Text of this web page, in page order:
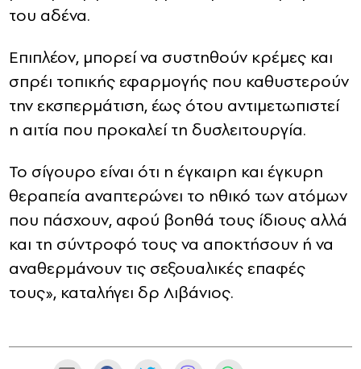
του αδένα.
Επιπλέον, μπορεί να συστηθούν κρέμες και
σπρέι τοπικής εφαρμογής που καθυστερούν
την εκσπερμάτιση, έως ότου αντιμετωπιστεί
η αιτία που προκαλεί τη δυσλειτουργία.
Το σίγουρο είναι ότι η έγκαιρη και έγκυρη
θεραπεία αναπτερώνει το ηθικό των ατόμων
που πάσχουν, αφού βοηθά τους ίδιους αλλά
και τη σύντροφό τους να αποκτήσουν ή να
αναθερμάνουν τις σεξουαλικές επαφές
τους», καταλήγει δρ Λιβάνιος.